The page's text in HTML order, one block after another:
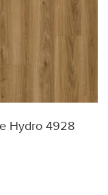
Hydro 4928